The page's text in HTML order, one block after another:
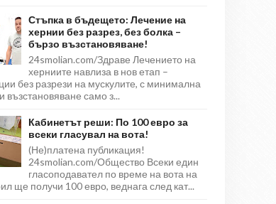
Стъпка в бъдещето: Лечение на
хернии без разрез, без болка –
бързо възстановяване!
24smolian.com/Здраве Лечението на
херниите навлиза в нов етап –
без разрези на мускулите, с минимална
възстановяване само з...
Кабинетът реши: По 100 евро за
всеки гласувал на вота!
(Не)платена публикация!
24smolian.com/Общество Всеки един
гласоподавател по време на вота на
ще получи 100 евро, веднага след кат...